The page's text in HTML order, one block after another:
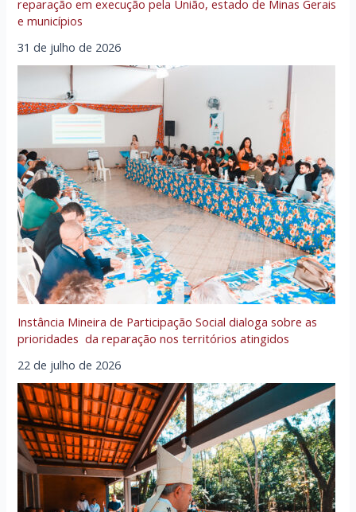
reparação em execução pela União, estado de Minas Gerais
e municípios
31 de julho de 2026
Instância Mineira de Participação Social dialoga sobre as
prioridades da reparação nos territórios atingidos
22 de julho de 2026